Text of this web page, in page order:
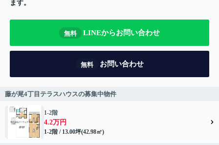
ます。
無料 LINEからお問い合わせ
無料 お問い合わせ
藤が尾4丁目テラスハウスの募集中物件
1-2階
4.2万円
1-2階 / 13.00坪(42.98㎡)